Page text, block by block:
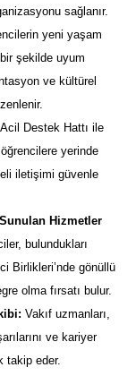
sağlanır.
yeni yaşam
bir şekilde uyum
ve kültürel
Destek Hattı ile
yerinde
iletişimi güvenle
Hizmetler
bulundukları
Birlikleri’nde gönüllü
olma fırsatı bulur.
Vakıf uzmanları,
ve kariyer
takip eder.